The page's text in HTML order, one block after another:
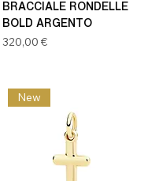
BRACCIALE RONDELLE
BOLD ARGENTO
Prezzo
320,00 €
New